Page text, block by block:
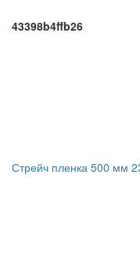
43398b4ffb26
Стрейч пленка 500 мм